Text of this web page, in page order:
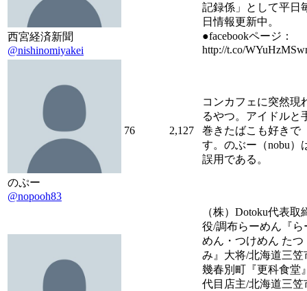
西宮経済新聞
@nishinomiyakei
記録係」として平日
日情報更新中。
●facebookページ：
http://t.co/
のぷー
@nopooh83
76 2,127
コンカフェに突然現
るやつ。アイドルと
巻きたばこも好きで
す。のぶー（nobu）
誤用である。
（株）Dotoku代表取
役/調布らーめん『ら
めん・つけめん たつ
み』大将/北海道三笠
幾春別町『更科食堂
代目店主/北海道三笠